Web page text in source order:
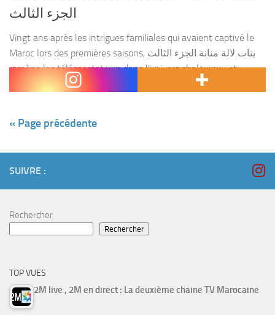
الجزء الثالث
Vingt ans après les intrigues familiales qui avaient captivé le
Maroc lors des premières saisons, بنات لالة منانة الجزء الثالث
ramène les téléspectateurs dans l’univers chaleureux et
tumultueux de la famille de Lalla Mennana,...
« Page précédente
SUIVRE :
Rechercher
Rechercher
TOP VUES
2M live , 2M en direct : La deuxième chaine TV Marocaine